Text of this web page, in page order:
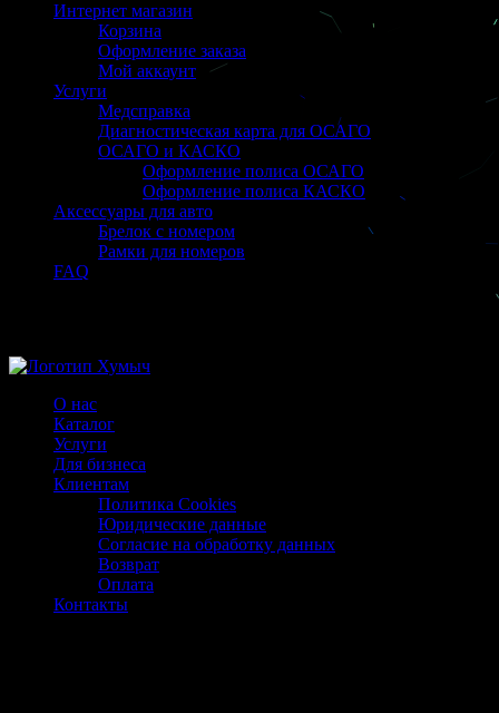
Интернет магазин
Корзина
Оформление заказа
Мой аккаунт
Услуги
Медсправка
Диагностическая карта для ОСАГО
ОСАГО и КАСКО
Оформление полиса ОСАГО
Оформление полиса КАСКО
Аксессуары для авто
Брелок с номером
Рамки для номеров
FAQ
О нас
Каталог
Услуги
Для бизнеса
Клиентам
Политика Cookies
Юридические данные
Согласие на обработку данных
Возврат
Оплата
Контакты